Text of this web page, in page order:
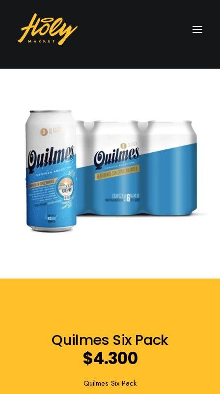
Quilmes Six Pack
$4.300
Quilmes Six Pack